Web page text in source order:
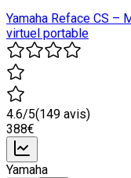
Yamaha Reface CS –
virtuel portable
4.6/5(149 avis)
388€
Yamaha